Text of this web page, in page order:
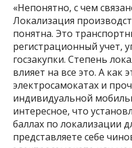
«Непонятно, с чем
Локализация
понятна. Это
регистрационный учет,
госзакупки. Степень
влияет на все это. А как
электросамокатах и
индивидуальной
интересное, что
баллах по локализации
представляете себе